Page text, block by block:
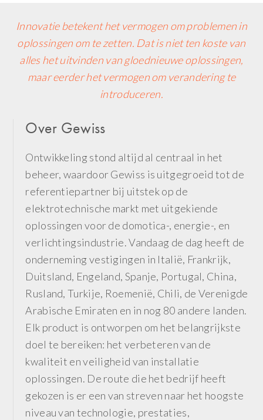
Innovatie betekent het vermogen om problemen in
oplossingen om te zetten. Dat is niet ten koste van
alles het uitvinden van gloednieuwe oplossingen,
maar eerder het vermogen om verandering te
introduceren.
Over Gewiss
Ontwikkeling stond altijd al centraal in het
beheer, waardoor Gewiss is uitgegroeid tot de
referentiepartner bij uitstek op de
elektrotechnische markt met uitgekiende
oplossingen voor de domotica-, energie-, en
verlichtingsindustrie. Vandaag de dag heeft de
onderneming vestigingen in Italië, Frankrijk,
Duitsland, Engeland, Spanje, Portugal, China,
Rusland, Turkije, Roemenië, Chili, de Verenigde
Arabische Emiraten en in nog 80 andere landen.
Elk product is ontworpen om het belangrijkste
doel te bereiken: het verbeteren van de
kwaliteit en veiligheid van installatie
oplossingen. De route die het bedrijf heeft
gekozen is er een van streven naar het hoogste
niveau van technologie, prestaties,